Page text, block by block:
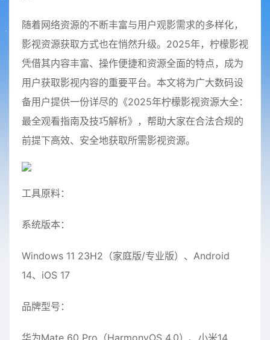
随着网络资源的不断丰富与用户观影需求的多样化，
影视资源获取方式也在悄然升级。2025年，柠檬影视
凭借其内容丰富、操作便捷和资源全面的特点，成为
用户获取影视内容的重要平台。本文将为广大数码设
备用户提供一份详尽的《2025年柠檬影视资源大全：
最全观看指南及技巧解析》，帮助大家在合法合规的
前提下高效、安全地获取所需影视资源。
工具原料：
系统版本：
Windows 11 23H2（家庭版/专业版）、Android
14、iOS 17
品牌型号：
华为Mate 60 Pro（HarmonyOS 4.0）、小米14